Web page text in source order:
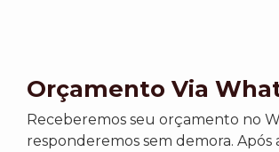
Orçamento Via
Receberemos seu orçamento no
responderemos sem demora. Após